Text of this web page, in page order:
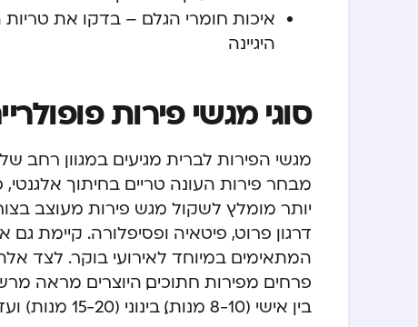
איכות חומרי הגלם – בדקו את
היגיינה
סוגי מגשי פירות
מגשי הפירות לברית מגיעים במגוון רחב
מבחר פירות העונה טריים בחיתוך אלגנטי,
יותר מומלץ לשקול מגש פירות מעוצב
דרגון פרוט, פיטאיה ופסיפלורה. קיימת
המתאימים במיוחד לאירועי בוקר. לצד
פרחים מפירות חתוכים, היוצרים מראה
בין אישי (8-10 מנות), בינוני (15-20 מנות) ועד מגשים גדולים המתאימים ל-30 מנות ומעלה.